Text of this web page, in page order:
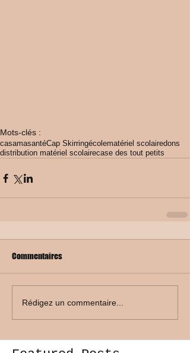
Mots-clés :
casamasantéCap Skirringécolematériel scolairedons
distribution matériel scolairecase des tout petits
Commentaires
Rédigez un commentaire...